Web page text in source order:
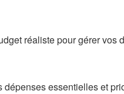
réaliste pour gérer vos
essentielles et